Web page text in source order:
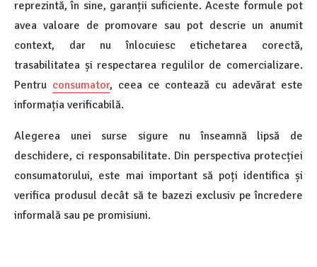
reprezintă, în sine, garanții suficiente. Aceste formule pot
avea valoare de promovare sau pot descrie un anumit
context, dar nu înlocuiesc etichetarea corectă,
trasabilitatea și respectarea regulilor de comercializare.
Pentru consumator, ceea ce contează cu adevărat este
informația verificabilă.
Alegerea unei surse sigure nu înseamnă lipsă de
deschidere, ci responsabilitate. Din perspectiva protecției
consumatorului, este mai important să poți identifica și
verifica produsul decât să te bazezi exclusiv pe încredere
informală sau pe promisiuni.